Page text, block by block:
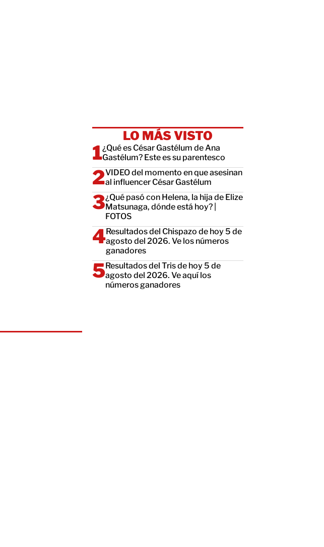
LO MÁS VISTO
¿Qué es César Gastélum de Ana
Gastélum? Este es su parentesco
VIDEO del momento en que asesinan
al influencer César Gastélum
¿Qué pasó con Helena, la hija de Elize
Matsunaga, dónde está hoy? |
FOTOS
Resultados del Chispazo de hoy 5 de
agosto del 2026. Ve los números
ganadores
Resultados del Tris de hoy 5 de
agosto del 2026. Ve aquí los
números ganadores